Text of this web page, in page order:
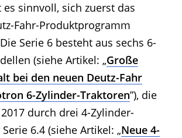
sinnvoll, sich zuerst das
Fahr-Produktprogramm
Serie 6 besteht aus sechs 6-
(siehe Artikel: „Große
bei den neuen Deutz-Fahr
6-Zylinder-Traktoren”), die
durch drei 4-Zylinder-
6.4 (siehe Artikel: „Neue 4-